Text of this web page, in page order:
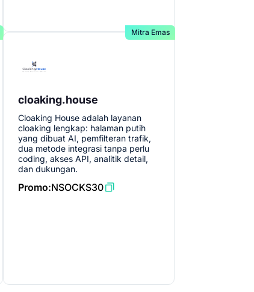
Mitra Emas
cloaking.house
Cloaking House adalah layanan
cloaking lengkap: halaman putih
yang dibuat AI, pemfilteran trafik,
dua metode integrasi tanpa perlu
coding, akses API, analitik detail,
dan dukungan.
Promo:NSOCKS30